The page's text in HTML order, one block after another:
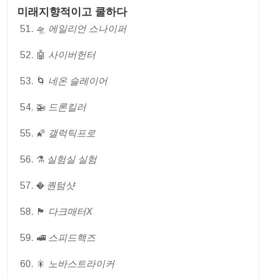
미래지향적이고 쿨하다
🛸 에일리언 스나이퍼
🤖 사이버헌터
🌀 네온 슬레이어
🚁 드론킬러
🌠 갤럭틱프로
⚗ 실험실 실험
� 퀀텀샷
🏴 다크매터X
🚅 스피드핵즈
🎇 노바스트라이커